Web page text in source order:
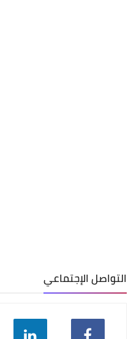
التواصل الإجتماعي